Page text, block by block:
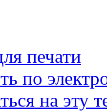
печати
по
на эту